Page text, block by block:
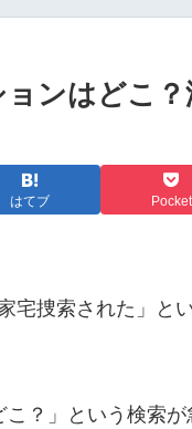
ョンはどこ
はてブ Pocket
宅捜索された」と
？」という検索